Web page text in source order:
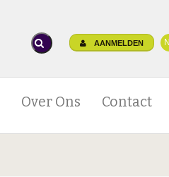
AANMELDEN
Over Ons Contact